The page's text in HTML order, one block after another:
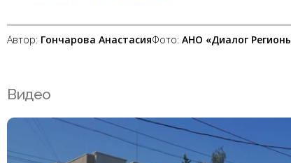
Автор: Гончарова АнастасияФото: АНО «Диалог
Видео